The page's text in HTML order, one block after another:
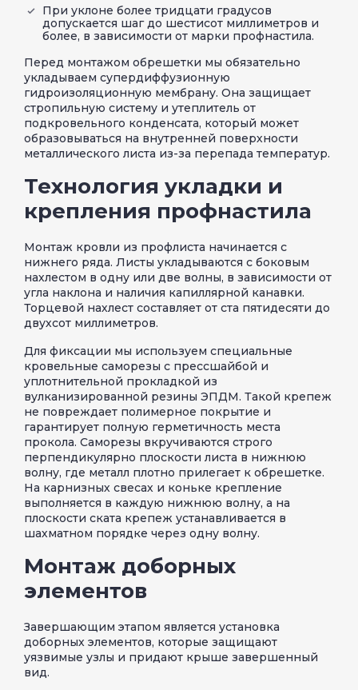
При уклоне более тридцати градусов
допускается шаг до шестисот миллиметров и
более, в зависимости от марки профнастила.
Перед монтажом обрешетки мы обязательно
укладываем супердиффузионную
гидроизоляционную мембрану. Она защищает
стропильную систему и утеплитель от
подкровельного конденсата, который может
образовываться на внутренней поверхности
металлического листа из-за перепада температур.
Технология укладки и
крепления профнастила
Монтаж кровли из профлиста начинается с
нижнего ряда. Листы укладываются с боковым
нахлестом в одну или две волны, в зависимости от
угла наклона и наличия капиллярной канавки.
Торцевой нахлест составляет от ста пятидесяти до
двухсот миллиметров.
Для фиксации мы используем специальные
кровельные саморезы с прессшайбой и
уплотнительной прокладкой из
вулканизированной резины ЭПДМ. Такой крепеж
не повреждает полимерное покрытие и
гарантирует полную герметичность места
прокола. Саморезы вкручиваются строго
перпендикулярно плоскости листа в нижнюю
волну, где металл плотно прилегает к обрешетке.
На карнизных свесах и коньке крепление
выполняется в каждую нижнюю волну, а на
плоскости ската крепеж устанавливается в
шахматном порядке через одну волну.
Монтаж доборных
элементов
Завершающим этапом является установка
доборных элементов, которые защищают
уязвимые узлы и придают крыше завершенный
вид.